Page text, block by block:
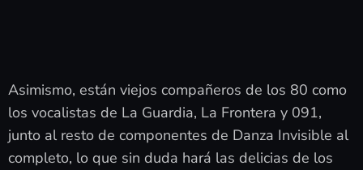
Asimismo, están viejos compañeros de los 80 como
los vocalistas de La Guardia, La Frontera y 091,
junto al resto de componentes de Danza Invisible al
completo, lo que sin duda hará las delicias de los